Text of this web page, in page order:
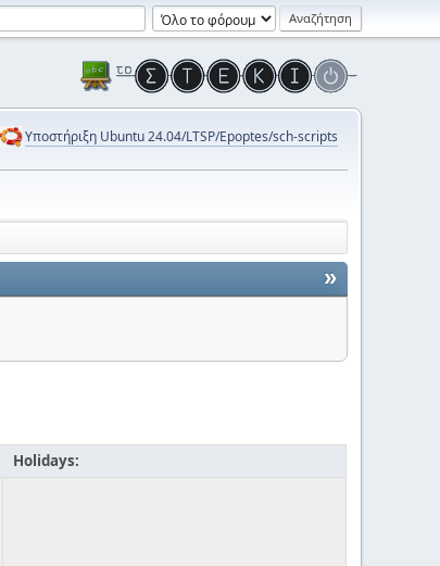
Υποστήριξη Ubuntu 24.04/LTSP/Epoptes/sch-scripts
»
Holidays: